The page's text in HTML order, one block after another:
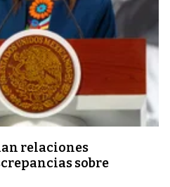
relaciones
sobre